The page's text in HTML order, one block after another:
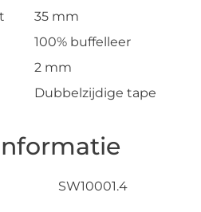
35 mm
100% buffelleer
2 mm
Dubbelzijdige tape
SW10001.4